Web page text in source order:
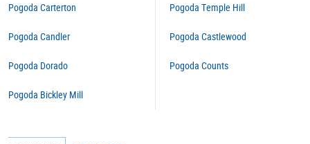
Pogoda Carterton
Pogoda Candler
Pogoda Dorado
Pogoda Bickley Mill
Pogoda Temple Hill
Pogoda Castlewood
Pogoda Counts